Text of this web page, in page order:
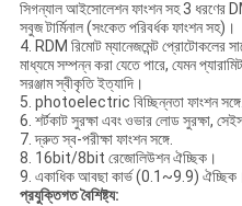
সিগন্যাল আইসোলেশন ফাংশন সহ 3 ধরণের
সবুজ টার্মিনাল (সংকেত পরিবর্ধক ফাংশন সহ)।
4. RDM রিমোট ম্যানেজমেন্ট প্রোটোকলের
মাধ্যমে সম্পন্ন করা যেতে পারে, যেমন
সরঞ্জাম স্বীকৃতি ইত্যাদি।
5. photoelectric বিচ্ছিন্নতা ফাংশন সঙ্গে.
6. শর্টকাট সুরক্ষা এবং ওভার লোড সুরক্ষা,
7. দ্রুত স্ব-পরীক্ষা ফাংশন সঙ্গে.
8. 16bit/8bit রেজোলিউশন ঐচ্ছিক।
9. একাধিক আবছা কার্ভ (0.1~9.9) ঐচ্ছিক।
প্রযুক্তিগত বৈশিষ্ট্য: